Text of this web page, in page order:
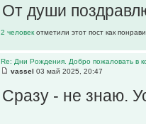
От души
2 человек отметили этот пост как
Re: Дни Рождения. Добро пожаловать в
vassel 03 май 2025, 20:47
Сразу - не знаю.